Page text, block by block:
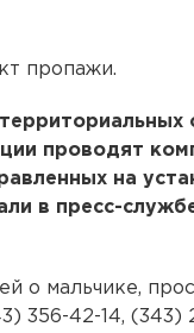
пропажи.
проводят
на
в пресс-
о мальчике,
356-42-14, (343)